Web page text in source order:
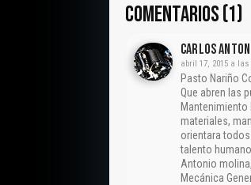
COMENTARIOS (1)
CARLOS
abril 17, 2015 a las
Pasto Nariño
Que abren las
materiales,
orientara
talento
Antonio
Mecánica